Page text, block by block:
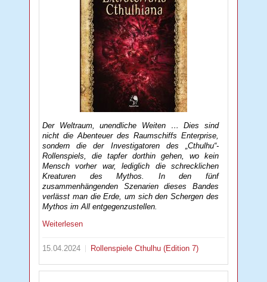
Der Weltraum, unendliche Weiten … Dies sind
nicht die Abenteuer des Raumschiffs Enterprise,
sondern die der Investigatoren des „Cthulhu“-
Rollenspiels, die tapfer dorthin gehen, wo kein
Mensch vorher war, lediglich die schrecklichen
Kreaturen des Mythos. In den fünf
zusammenhängenden Szenarien dieses Bandes
verlässt man die Erde, um sich den Schergen des
Mythos im All entgegenzustellen.
Weiterlesen
15.04.2024 RollenspieleCthulhu (Edition 7)